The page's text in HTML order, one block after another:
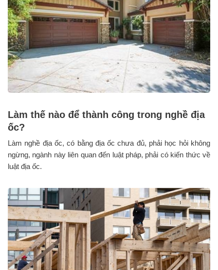
Làm thế nào để thành công trong nghề địa
ốc?
Làm nghề địa ốc, có bằng địa ốc chưa đủ, phải học hỏi không
ngừng, ngành này liên quan đến luật pháp, phải có kiến thức về
luật địa ốc.